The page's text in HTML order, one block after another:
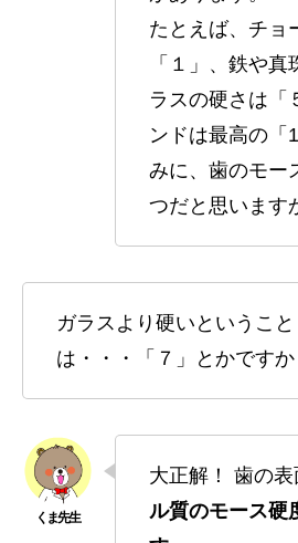
たとえば、チョ
「１」、鉄や
ラスの硬さは「
ンドは最高の「
みに、歯のモー
つだと思います
ガラスより硬いということ
は・・・「７」とかですか
大正解！ 歯の表
ル質のモース硬